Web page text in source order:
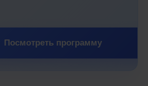
Посмотреть программу